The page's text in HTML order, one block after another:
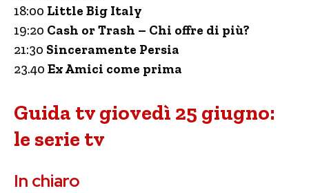
18:00 Little Big Italy
19:20 Cash or Trash – Chi offre di più?
21:30 Sinceramente Persia
23.40 Ex Amici come prima
Guida tv giovedì 25 giugno:
le serie tv
In chiaro